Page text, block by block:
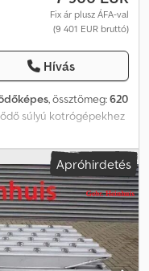
Fix ár plusz ÁFA-val
(9 401 EUR bruttó)
Hívás
, össztömeg:620
súlyú kotrógépekhez
Anyaga: Hardox acél.
láthatók.
Apróhirdetés